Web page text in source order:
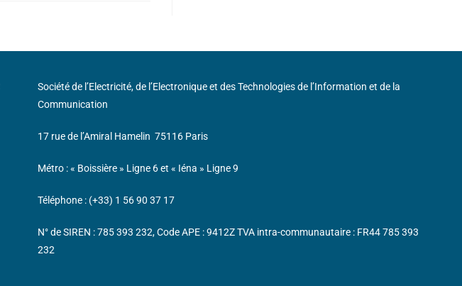
Société de l’Electricité, de l’Electronique et des Technologies de l’Information et de la
Communication
17 rue de l’Amiral Hamelin 75116 Paris
Métro : « Boissière » Ligne 6 et « Iéna » Ligne 9
Téléphone : (+33) 1 56 90 37 17
N° de SIREN : 785 393 232, Code APE : 9412Z TVA intra-communautaire : FR44 785 393
232